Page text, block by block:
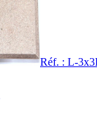
Réf. : L-